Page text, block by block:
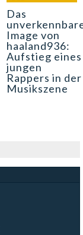
Das
Image von
haaland936:
Aufstieg eines
jungen
Rappers in der
Musikszene